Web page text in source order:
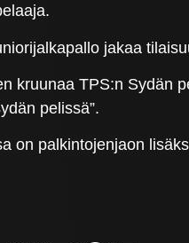
jakaa
kruunaa TPS:n Sydän
pelissä”.
on palkintojenjaon